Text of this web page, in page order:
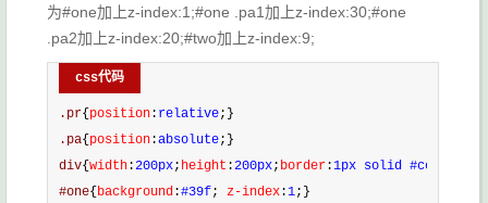
为#one加上z-index:1;#one .pa1加上z-index:30;#one
.pa2加上z-index:20;#two加上z-index:9;
css代码
.pr{ position: relative;}
.pa{ position:absolute;}
div{ width:200px; height :200px; border:1px solid #ccc
#one{ background:#39f; z-index:1;}